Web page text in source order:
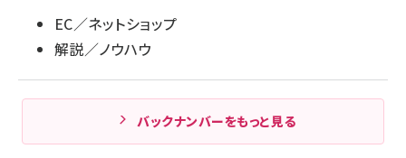
EC／ネットショップ
解説／ノウハウ
バックナンバーをもっと見る